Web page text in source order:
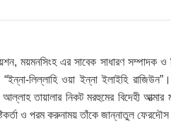
ময়মনসিংহ এর সাবেক সাধারণ
লিল্লাহি ওয়া ইন্না ইলাইহি
তায়ালার নিকট মরহুমের বিদেহী
ও পরম করুনাময় তাঁকে জান্নাতুল